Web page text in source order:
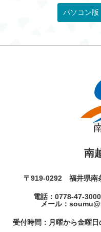
パソコン版
南
〒919-0292 福井県南
電話： 0778-47-3000
メール：
受付時間：月曜から金曜